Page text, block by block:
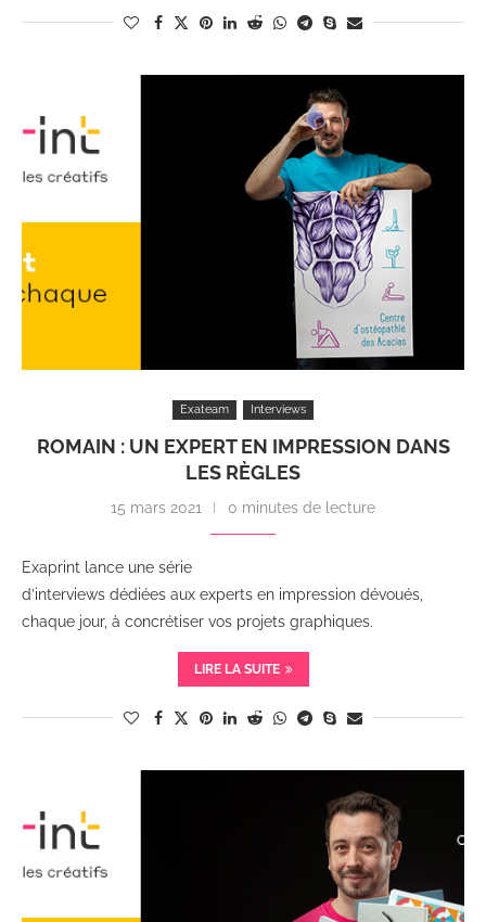
Exateam Interviews
ROMAIN : UN EXPERT EN IMPRESSION DANS
LES RÈGLES
15 mars 2021 0 minutes de lecture
Exaprint lance une série
d’interviews dédiées aux experts en impression dévoués,
chaque jour, à concrétiser vos projets graphiques.
LIRE LA SUITE